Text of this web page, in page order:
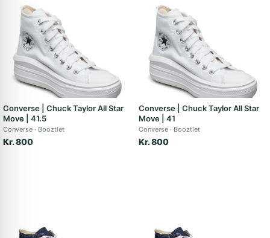
Converse | Chuck Taylor All Star
Move | 41.5
Converse Booztlet
Kr. 800
Converse | Chuck Taylor All Star
Move | 41
Converse Booztlet
Kr. 800